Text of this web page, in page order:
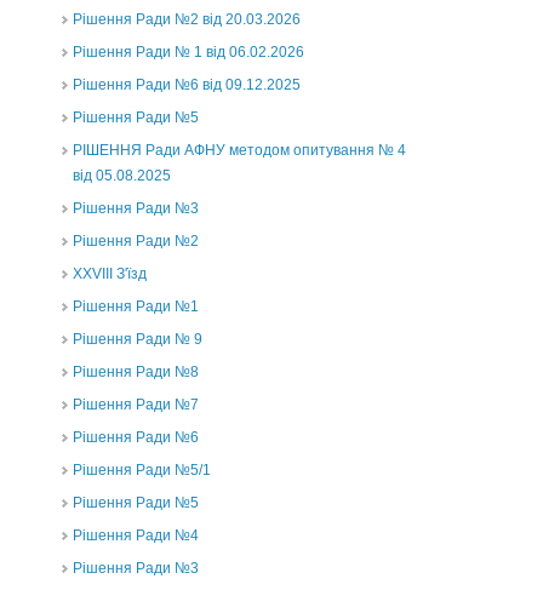
Рішення Ради №2 від 20.03.2026
Рішення Ради № 1 від 06.02.2026
Рішення Ради №6 від 09.12.2025
Рішення Ради №5
РІШЕННЯ Ради АФНУ методом опитування № 4
від 05.08.2025
Рішення Ради №3
Рішення Ради №2
XXVIII З'їзд
Рішення Ради №1
Рішення Ради № 9
Рішення Ради №8
Рішення Ради №7
Рішення Ради №6
Рішення Ради №5/1
Рішення Ради №5
Рішення Ради №4
Рішення Ради №3